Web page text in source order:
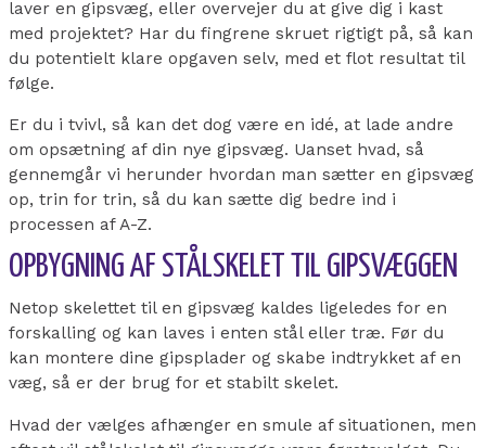
laver en gipsvæg, eller overvejer du at give dig i kast
med projektet? Har du fingrene skruet rigtigt på, så kan
du potentielt klare opgaven selv, med et flot resultat til
følge.
Er du i tvivl, så kan det dog være en idé, at lade andre
om opsætning af din nye gipsvæg. Uanset hvad, så
gennemgår vi herunder hvordan man sætter en gipsvæg
op, trin for trin, så du kan sætte dig bedre ind i
processen af A-Z.
OPBYGNING AF STÅLSKELET TIL GIPSVÆGGEN
Netop skelettet til en gipsvæg kaldes ligeledes for en
forskalling og kan laves i enten stål eller træ. Før du
kan montere dine gipsplader og skabe indtrykket af en
væg, så er der brug for et stabilt skelet.
Hvad der vælges afhænger en smule af situationen, men